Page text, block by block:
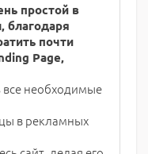
простой в
благодаря
почти
Page,
все необходимые
в рекламных